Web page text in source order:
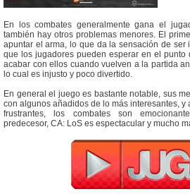
En los combates generalmente gana el
también hay otros problemas menores. El
apuntar el arma, lo que da la sensación de ser
que los jugadores pueden esperar en el punto
acabar con ellos cuando vuelven a la partida
lo cual es injusto y poco divertido.
En general el juego es bastante notable, sus
con algunos añadidos de lo más interesantes,
frustrantes, los combates son
predecesor, CA: LoS es espectacular y mucho